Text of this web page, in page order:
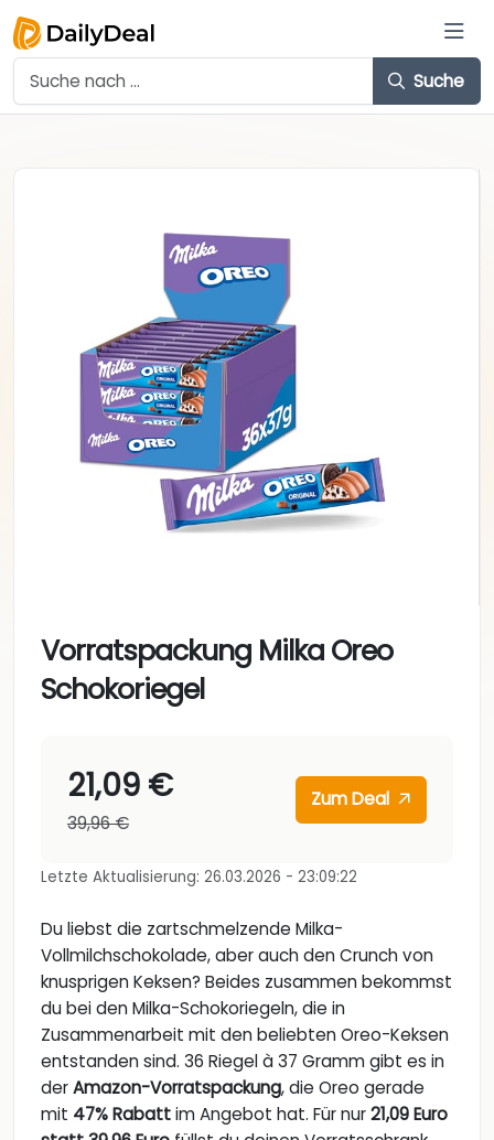
Suche
Vorratspackung Milka Oreo
Schokoriegel
21,09 €
39,96 €
Zum Deal
Letzte Aktualisierung: 26.03.2026 - 23:09:22
Du liebst die zartschmelzende Milka-
Vollmilchschokolade, aber auch den Crunch von
knusprigen Keksen? Beides zusammen bekommst
du bei den Milka-Schokoriegeln, die in
Zusammenarbeit mit den beliebten Oreo-Keksen
entstanden sind. 36 Riegel à 37 Gramm gibt es in
derAmazon-Vorratspackung, die Oreo gerade
mit 47% Rabattim Angebot hat. Für nur21,09 Euro